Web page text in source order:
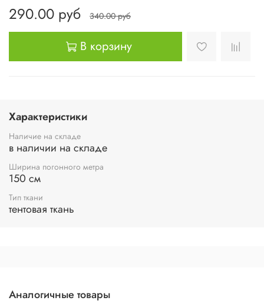
290.00 руб 340.00 руб
В корзину
Характеристики
Наличие на складе
в наличии на складе
Ширина погонного метра
150 см
Тип ткани
тентовая ткань
Аналогичные товары